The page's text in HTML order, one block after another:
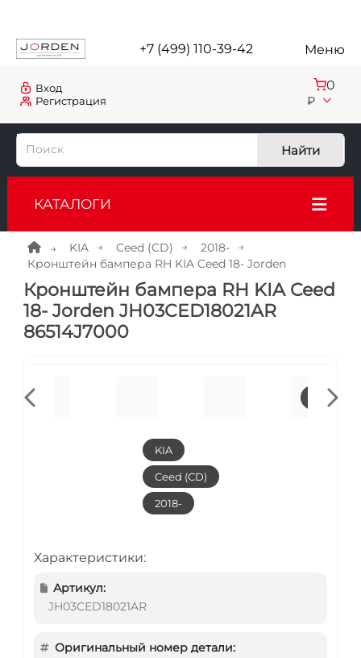
+7 (499) 110-39-42 Меню
Регистрация
Вход 0
₽
Найти
КАТАЛОГИ
KIA Ceed (CD)
2018-
Кронштейн бампера RH KIA Ceed 18- Jorden
Кронштейн бампера RH KIA Ceed
18- Jorden JH03CED18021AR
86514J7000
KIA
Ceed (CD)
2018-
Характеристики:
Артикул:
JH03CED18021AR
Оригинальный номер детали: